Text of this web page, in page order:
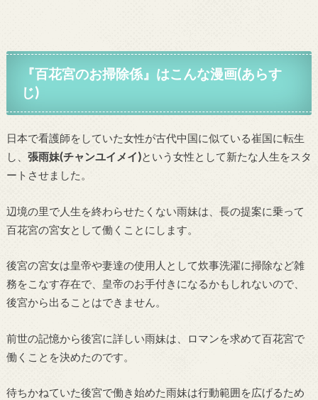
『百花宮のお掃除係』はこんな漫画(あらす
じ)
日本で看護師をしていた女性が古代中国に似ている崔国に転生
し、 張雨妹(チャンユイメイ)という女性として新たな人生をスタ
ートさせました。
辺境の里で人生を終わらせたくない雨妹は、長の提案に乗って
百花宮の宮女として働くことにします。
後宮の宮女は皇帝や妻達の使用人として炊事洗濯に掃除など雑
務をこなす存在で、皇帝のお手付きになるかもしれないので、
後宮から出ることはできません。
前世の記憶から後宮に詳しい雨妹は、ロマンを求めて百花宮で
働くことを決めたのです。
待ちかねていた後宮で働き始めた雨妹は行動範囲を広げるため